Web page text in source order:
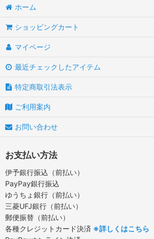
ホーム
ショッピングカート
マイページ
最近チェックしたアイテム
特定商取引法表示
ご利用案内
お問い合わせ
お支払い方法
伊予銀行振込（前払い）
PayPay銀行振込
ゆうちょ銀行（前払い）
三菱UFJ銀行（前払い）
郵便振替（前払い）
各種クレジットカード決済 ※詳しくはこちら